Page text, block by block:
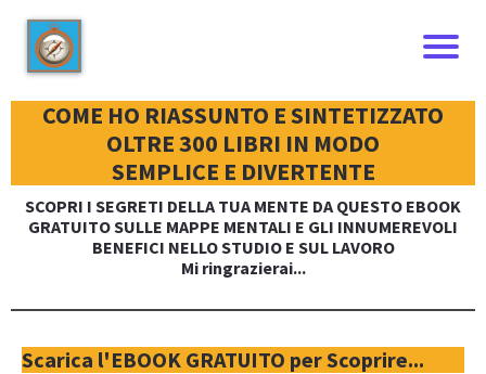
COME HO RIASSUNTO E SINTETIZZATO
OLTRE 300 LIBRI IN MODO
SEMPLICE E DIVERTENTE
SCOPRI I SEGRETI DELLA TUA MENTE DA QUESTO EBOOK
GRATUITOSULLE MAPPE MENTALI E GLI INNUMEREVOLI
BENEFICI NELLO STUDIO E SUL LAVORO
Mi ringrazierai...
Scarica l'EBOOK GRATUITO per Scoprire...